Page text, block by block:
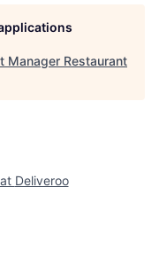
Manager Restaurant
Deliveroo